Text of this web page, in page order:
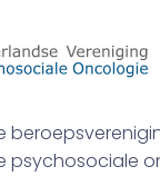
psychosociale